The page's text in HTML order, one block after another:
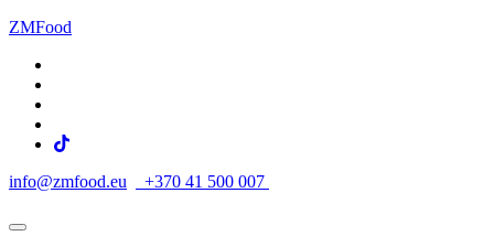
ZMFood
info@zmfood.eu +370 41 500 007